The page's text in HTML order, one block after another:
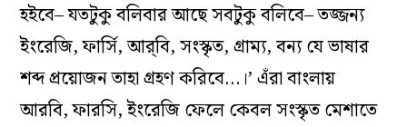
হইবে– যতটুকু বলিবার আছে সবটুকু বলিবে– তজ্জন্য
ইংরেজি, ফার্সি, আর্‌বি, সংস্কৃত, গ্রাম্য, বন্য যে ভাষার
শব্দ প্রয়োজন তাহা গ্রহণ করিবে…।’ এঁরা বাংলায়
আরবি, ফারসি, ইংরেজি ফেলে কেবল সংস্কৃত মেশাতে